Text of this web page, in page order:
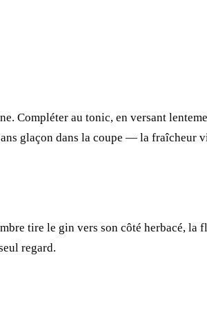
Compléter au tonic, en versant
glaçon dans la coupe — la fraîcheur
tire le gin vers son côté herbacé, la
regard.